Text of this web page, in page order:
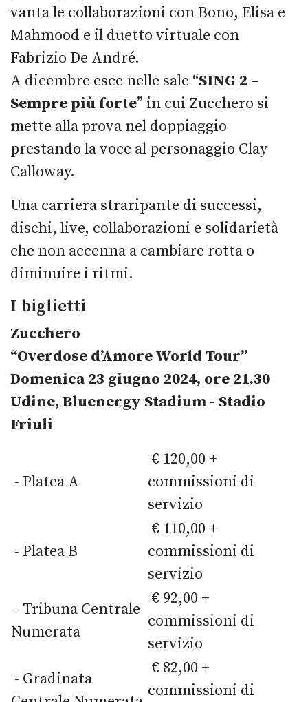
vanta le collaborazioni con Bono, Elisa e
Mahmood e il duetto virtuale con
Fabrizio De André.
A dicembre esce nelle sale “SING 2 –
Sempre più forte” in cui Zucchero si
mette alla prova nel doppiaggio
prestando la voce al personaggio Clay
Calloway.
Una carriera straripante di successi,
dischi, live, collaborazioni e solidarietà
che non accenna a cambiare rotta o
diminuire i ritmi.
I biglietti
Zucchero
“Overdose d’Amore World Tour”
Domenica 23 giugno 2024, ore 21.30
Udine, Bluenergy Stadium - Stadio
Friuli
- Platea A
€ 120,00 +
commissioni di
servizio
- Platea B
€ 110,00 +
commissioni di
servizio
- Tribuna Centrale
Numerata
€ 92,00 +
commissioni di
servizio
- Gradinata
€ 82,00 +
commissioni di